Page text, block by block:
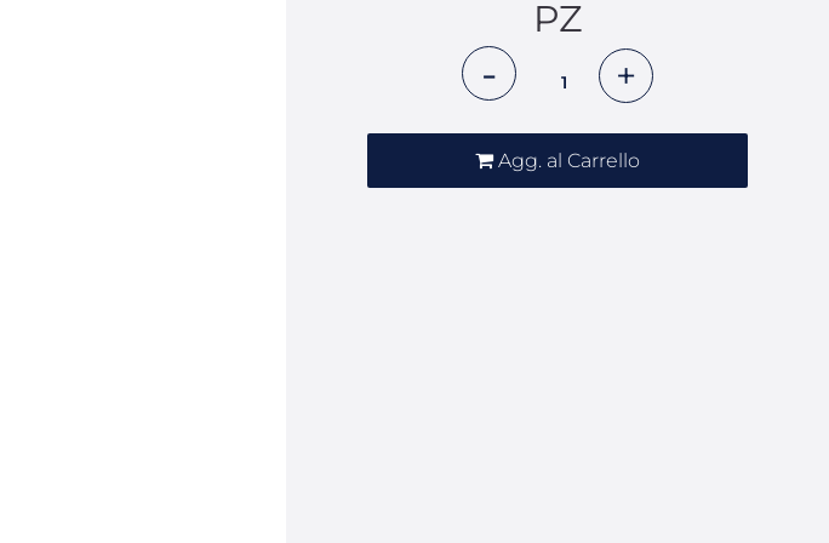
PZ
Quantità
Agg. al Carrello